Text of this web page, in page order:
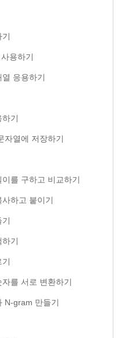
용하기
응용하기
기
자열에 저장하기
를 구하고 비교하기
하고 붙이기
기
를 서로 변환하기
N-gram 만들기